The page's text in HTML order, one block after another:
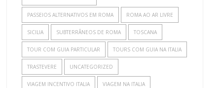
PASSEIOS ALTERNATIVOS EM ROMA ROMA AO AR LIVRE
SICILIA SUBTERRÂNEOS DE ROMA TOSCANA
TOUR COM GUIA PARTICULAR TOURS COM GUIA NA ITALIA
TRASTEVERE UNCATEGORIZED
VIAGEM INCENTIVO ITALIA VIAGEM NA ITALIA